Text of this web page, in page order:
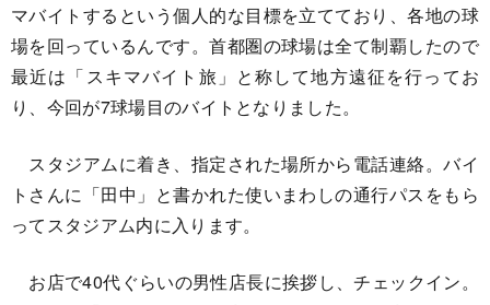
マバイトするという個人的な目標を立てており、各地の球
場を回っているんです。首都圏の球場は全て制覇したので
最近は「スキマバイト旅」と称して地方遠征を行ってお
り、今回が7球場目のバイトとなりました。
スタジアムに着き、指定された場所から電話連絡。バイ
トさんに「田中」と書かれた使いまわしの通行パスをもら
ってスタジアム内に入ります。
お店で40代ぐらいの男性店長に挨拶し、チェックイン。